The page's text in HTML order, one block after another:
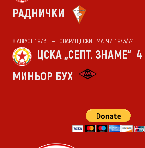
РАДНИЧКИ
8 АВГУСТ 1973 Г. — ТОВАРИЩЕСКИЕ МАТЧИ 1973/74
ЦСКА „СЕПТ. ЗНАМЕ“ 4
МИНЬОР БУХ